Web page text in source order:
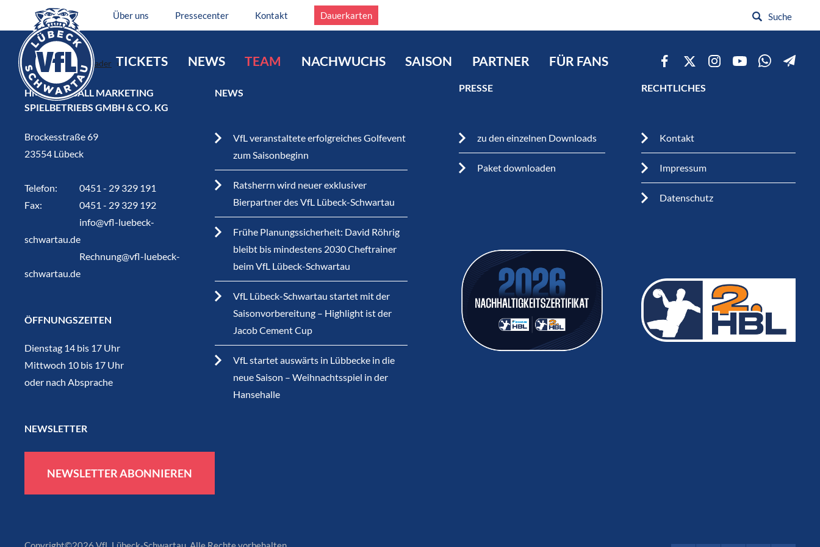
Über uns Pressecenter Kontakt Dauerkarten
TICKETS NEWS TEAM NACHWUCHS SAISON PARTNER FÜR FANS
Home Team Kader Kaj Geenen
HM HANDBALL MARKETING
SPIELBETRIEBS GMBH & CO. KG
Brockesstraße 69
23554 Lübeck
Telefon:
0451 - 29 329 191
Fax:
0451 - 29 329 192
info@vfl-luebeck-
schwartau.de
Rechnung@vfl-luebeck-
schwartau.de
ÖFFNUNGSZEITEN
Dienstag 14 bis 17 Uhr
Mittwoch 10 bis 17 Uhr
oder nach Absprache
NEWSLETTER
NEWSLETTER ABONNIEREN
NEWS
VfL veranstaltete erfolgreiches Golfevent
zum Saisonbeginn
Ratsherrn wird neuer exklusiver
Bierpartner des VfL Lübeck-Schwartau
Frühe Planungssicherheit: David Röhrig
bleibt bis mindestens 2030 Cheftrainer
beim VfL Lübeck-Schwartau
VfL Lübeck-Schwartau startet mit der
Saisonvorbereitung – Highlight ist der
Jacob Cement Cup
VfL startet auswärts in Lübbecke in die
neue Saison – Weihnachtsspiel in der
Hansehalle
PRESSE
zu den einzelnen Downloads
Paket downloaden
RECHTLICHES
Kontakt
Impressum
Datenschutz